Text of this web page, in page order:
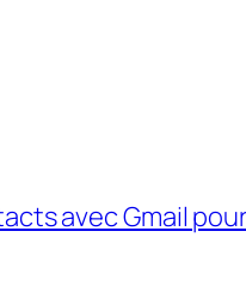
avec Gmail